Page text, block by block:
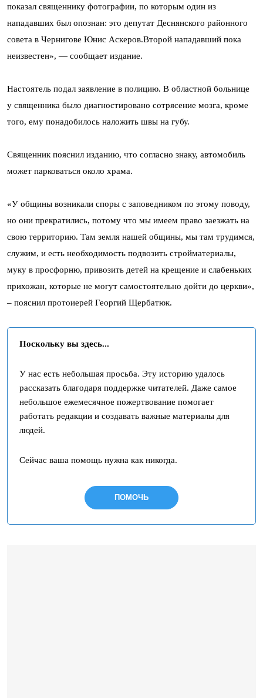
показал священнику фотографии, по которым один из
нападавших был опознан: это депутат Деснянского районного
совета в Чернигове Юнис Аскеров.Второй нападавший пока
неизвестен», — сообщает издание.
Настоятель подал заявление в полицию. В областной больнице
у священника было диагностировано сотрясение мозга, кроме
того, ему понадобилось наложить швы на губу.
Священник пояснил изданию, что согласно знаку, автомобиль
может парковаться около храма.
«У общины возникали споры с заповедником по этому поводу,
но они прекратились, потому что мы имеем право заезжать на
свою территорию. Там земля нашей общины, мы там трудимся,
служим, и есть необходимость подвозить стройматериалы,
муку в просфорню, привозить детей на крещение и слабеньких
прихожан, которые не могут самостоятельно дойти до церкви»,
– пояснил протоиерей Георгий Щербатюк.
Поскольку вы здесь...
У нас есть небольшая просьба. Эту историю удалось
рассказать благодаря поддержке читателей. Даже самое
небольшое ежемесячное пожертвование помогает
работать редакции и создавать важные материалы для
людей.
Сейчас ваша помощь нужна как никогда.
ПОМОЧЬ